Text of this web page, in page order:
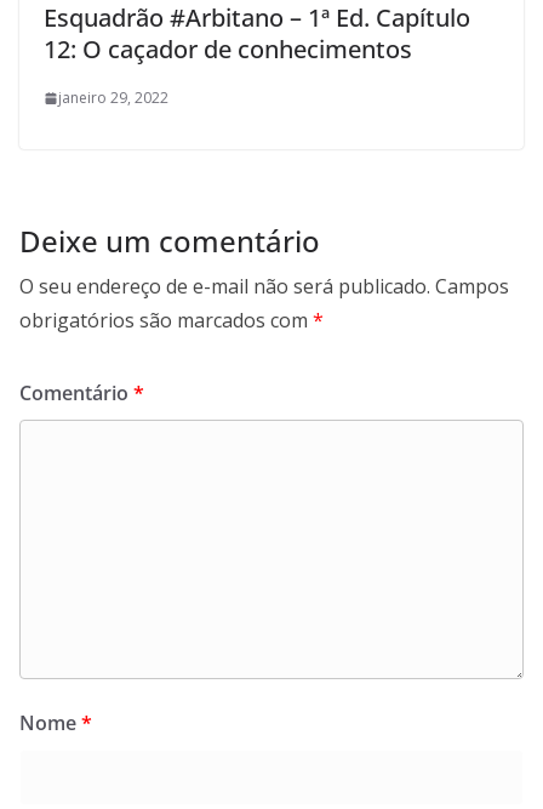
Esquadrão #Arbitano – 1ª Ed. Capítulo
12: O caçador de conhecimentos
janeiro 29, 2022
Deixe um comentário
O seu endereço de e-mail não será publicado. Campos
obrigatórios são marcados com *
Comentário *
Nome*